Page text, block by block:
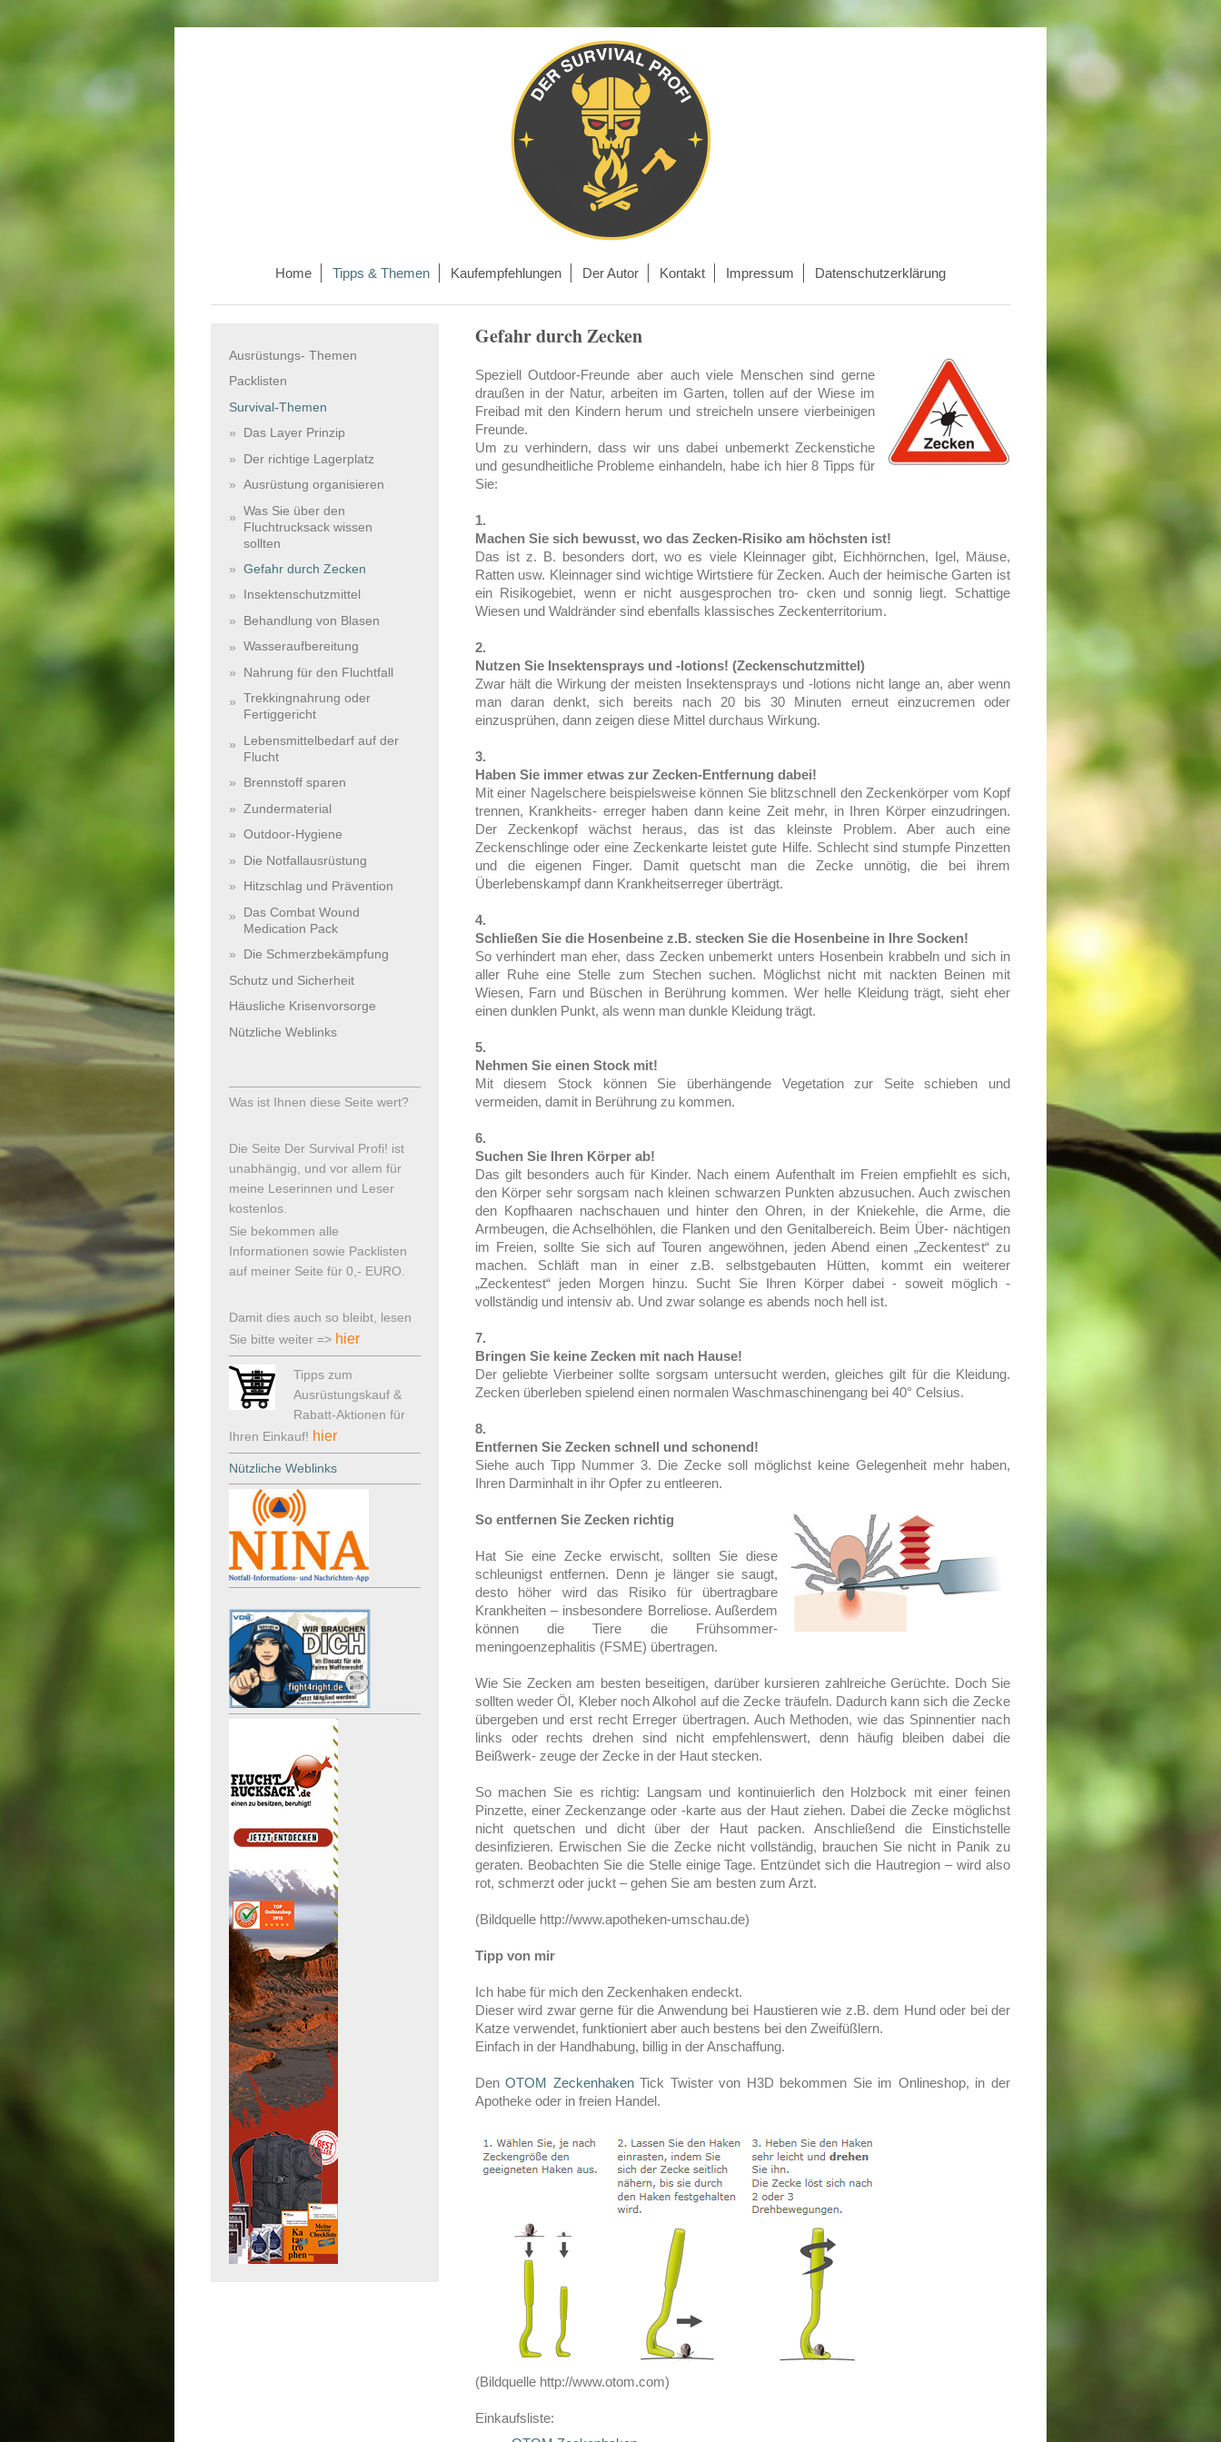
Home Tipps & Themen Kaufempfehlungen Der Autor Kontakt Impressum Datenschutzerklärung
Gefahr durch Zecken
Speziell Outdoor-Freunde aber auch viele Menschen sind gerne
draußen in der Natur, arbeiten im Garten, tollen auf der Wiese im
Freibad mit den Kindern herum und streicheln unsere vierbeinigen
Freunde.
Um zu verhindern, dass wir uns dabei unbemerkt Zeckenstiche
und gesundheitliche Probleme einhandeln, habe ich hier 8 Tipps für
Sie:
1.
Machen Sie sich bewusst, wo das Zecken-Risiko am höchsten ist!
Das ist z. B. besonders dort, wo es viele Kleinnager gibt, Eichhörnchen, Igel, Mäuse,
Ratten usw. Kleinnager sind wichtige Wirtstiere für Zecken. Auch der heimische Garten ist
ein Risikogebiet, wenn er nicht ausgesprochen tro- cken und sonnig liegt. Schattige
Wiesen und Waldränder sind ebenfalls klassisches Zeckenterritorium.
2.
Nutzen Sie Insektensprays und -lotions! (Zeckenschutzmittel)
Zwar hält die Wirkung der meisten Insektensprays und -lotions nicht lange an, aber wenn
man daran denkt, sich bereits nach 20 bis 30 Minuten erneut einzucremen oder
einzusprühen, dann zeigen diese Mittel durchaus Wirkung.
3.
Haben Sie immer etwas zur Zecken-Entfernung dabei!
Mit einer Nagelschere beispielsweise können Sie blitzschnell den Zeckenkörper vom Kopf
trennen, Krankheits- erreger haben dann keine Zeit mehr, in Ihren Körper einzudringen.
Der Zeckenkopf wächst heraus, das ist das kleinste Problem. Aber auch eine
Zeckenschlinge oder eine Zeckenkarte leistet gute Hilfe. Schlecht sind stumpfe Pinzetten
und die eigenen Finger. Damit quetscht man die Zecke unnötig, die bei ihrem
Überlebenskampf dann Krankheitserreger überträgt.
4.
Schließen Sie die Hosenbeine z.B. stecken Sie die Hosenbeine in Ihre Socken!
So verhindert man eher, dass Zecken unbemerkt unters Hosenbein krabbeln und sich in
aller Ruhe eine Stelle zum Stechen suchen. Möglichst nicht mit nackten Beinen mit
Wiesen, Farn und Büschen in Berührung kommen. Wer helle Kleidung trägt, sieht eher
einen dunklen Punkt, als wenn man dunkle Kleidung trägt.
5.
Nehmen Sie einen Stock mit!
Mit diesem Stock können Sie überhängende Vegetation zur Seite schieben und
vermeiden, damit in Berührung zu kommen.
6.
Suchen Sie Ihren Körper ab!
Das gilt besonders auch für Kinder. Nach einem Aufenthalt im Freien empfiehlt es sich,
den Körper sehr sorgsam nach kleinen schwarzen Punkten abzusuchen. Auch zwischen
den Kopfhaaren nachschauen und hinter den Ohren, in der Kniekehle, die Arme, die
Armbeugen, die Achselhöhlen, die Flanken und den Genitalbereich. Beim Über- nächtigen
im Freien, sollte Sie sich auf Touren angewöhnen, jeden Abend einen „Zeckentest“ zu
machen. Schläft man in einer z.B. selbstgebauten Hütten, kommt ein weiterer
„Zeckentest“ jeden Morgen hinzu. Sucht Sie Ihren Körper dabei - soweit möglich -
vollständig und intensiv ab. Und zwar solange es abends noch hell ist.
7.
Bringen Sie keine Zecken mit nach Hause!
Der geliebte Vierbeiner sollte sorgsam untersucht werden, gleiches gilt für die Kleidung.
Zecken überleben spielend einen normalen Waschmaschinengang bei 40° Celsius.
8.
Entfernen Sie Zecken schnell und schonend!
Siehe auch Tipp Nummer 3. Die Zecke soll möglichst keine Gelegenheit mehr haben,
Ihren Darminhalt in ihr Opfer zu entleeren.
So entfernen Sie Zecken richtig
Hat Sie eine Zecke erwischt, sollten Sie diese
schleunigst entfernen. Denn je länger sie saugt,
desto höher wird das Risiko für übertragbare
Krankheiten – insbesondere Borreliose. Außerdem
können die Tiere die Frühsommer-
meningoenzephalitis (FSME) übertragen.
Wie Sie Zecken am besten beseitigen, darüber kursieren zahlreiche Gerüchte. Doch Sie
sollten weder Öl, Kleber noch Alkohol auf die Zecke träufeln. Dadurch kann sich die Zecke
übergeben und erst recht Erreger übertragen. Auch Methoden, wie das Spinnentier nach
links oder rechts drehen sind nicht empfehlenswert, denn häufig bleiben dabei die
Beißwerk- zeuge der Zecke in der Haut stecken.
So machen Sie es richtig: Langsam und kontinuierlich den Holzbock mit einer feinen
Pinzette, einer Zeckenzange oder -karte aus der Haut ziehen. Dabei die Zecke möglichst
nicht quetschen und dicht über der Haut packen. Anschließend die Einstichstelle
desinfizieren. Erwischen Sie die Zecke nicht vollständig, brauchen Sie nicht in Panik zu
geraten. Beobachten Sie die Stelle einige Tage. Entzündet sich die Hautregion – wird also
rot, schmerzt oder juckt – gehen Sie am besten zum Arzt.
(Bildquelle http://www.apotheken-umschau.de)
Tipp von mir
Ich habe für mich den Zeckenhaken endeckt.
Dieser wird zwar gerne für die Anwendung bei Haustieren wie z.B. dem Hund oder bei der
Katze verwendet, funktioniert aber auch bestens bei den Zweifüßlern.
Einfach in der Handhabung, billig in der Anschaffung.
DenOTOM ZeckenhakenTick Twister von H3D bekommen Sie im Onlineshop, in der
Apotheke oder in freien Handel.
(Bildquelle http://www.otom.com)
Einkaufsliste:
Ausrüstungs- Themen
Packlisten
Survival-Themen
Das Layer Prinzip
Der richtige Lagerplatz
Ausrüstung organisieren
Was Sie über den
Fluchtrucksack wissen
sollten
Gefahr durch Zecken
Insektenschutzmittel
Behandlung von Blasen
Wasseraufbereitung
Nahrung für den Fluchtfall
Trekkingnahrung oder
Fertiggericht
Lebensmittelbedarf auf der
Flucht
Brennstoff sparen
Zundermaterial
Outdoor-Hygiene
Die Notfallausrüstung
Hitzschlag und Prävention
Das Combat Wound
Medication Pack
Die Schmerzbekämpfung
Schutz und Sicherheit
Häusliche Krisenvorsorge
Nützliche Weblinks
Was ist Ihnen diese Seite wert?
Die Seite Der Survival Profi! ist
unabhängig, und vor allem für
meine Leserinnen und Leser
kostenlos.
Sie bekommen alle
Informationen sowie Packlisten
auf meiner Seite für 0,- EURO.
Damit dies auch so bleibt, lesen
Sie bitte weiter => hier
Tipps zum
Ausrüstungskauf &
Rabatt-Aktionen für
Ihren Einkauf! hier
Nützliche Weblinks